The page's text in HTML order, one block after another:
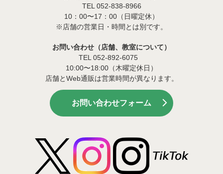
TEL 052-838-8966
10：00〜17：00（日曜定休）
※店舗の営業日・時間とは別です。
お問い合わせ（店舗、教室について）
TEL 052-892-6075
10:00〜18:00（木曜定休日）
店舗とWeb通販は営業時間が異なります。
お問い合わせフォーム